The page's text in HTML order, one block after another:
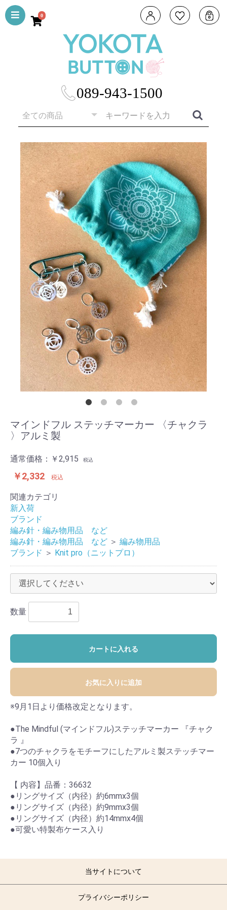
089-943-1500
0
マインドフル ステッチマーカー 〈チャクラ
〉アルミ製
通常価格： ￥2,915 税込
￥2,332 税込
関連カテゴリ
新入荷
ブランド
編み針・編み物用品 など
編み針・編み物用品 など ＞ 編み物用品
ブランド ＞ Knit pro（ニットプロ）
数量
カートに入れる
お気に入りに追加
※9月1日より価格改定となります。
●The Mindful (マインドフル)ステッチマーカー 『チャク
ラ 』
●7つのチャクラをモチーフにしたアルミ製ステッチマー
カー 10個入り
【 内容】品番：36632
●リングサイズ（内径）約6mmx3個
●リングサイズ（内径）約9mmx3個
●リングサイズ（内径）約14mmx4個
●可愛い特製布ケース入り
当サイトについて
プライバシーポリシー